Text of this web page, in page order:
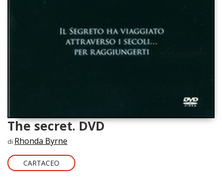
The secret. DVD
di Rhonda Byrne
CARTACEO